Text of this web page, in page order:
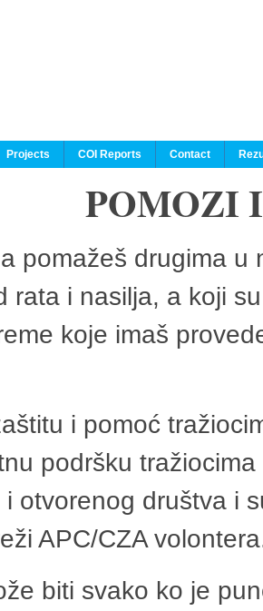
Projects COI Reports Contact
POMOZI
pomažeš drugima
rata i nasilja, a koji
koje imaš
i pomoć
podršku
otvorenog društva i
APC/CZA
biti svako ko je